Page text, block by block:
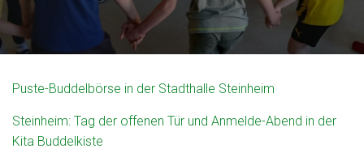
L
E
Puste-Buddelbörse in der Stadthalle Steinheim
Steinheim: Tag der offenen Tür und Anmelde-Abend in der
Kita Buddelkiste